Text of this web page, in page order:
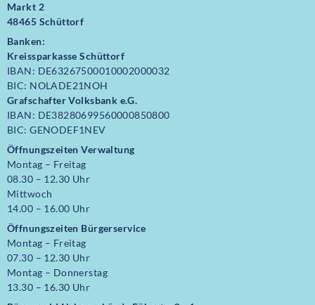
Markt 2
48465 Schüttorf
Banken:
Kreissparkasse Schüttorf
IBAN: DE63267500010002000032
BIC: NOLADE21NOH
Grafschafter Volksbank e.G.
IBAN: DE38280699560000850800
BIC: GENODEF1NEV
Öffnungszeiten Verwaltung
Montag – Freitag
08.30 – 12.30 Uhr
Mittwoch
14.00 – 16.00 Uhr
Öffnungszeiten Bürgerservice
Montag – Freitag
07.30 – 12.30 Uhr
Montag – Donnerstag
13.30 – 16.30 Uhr